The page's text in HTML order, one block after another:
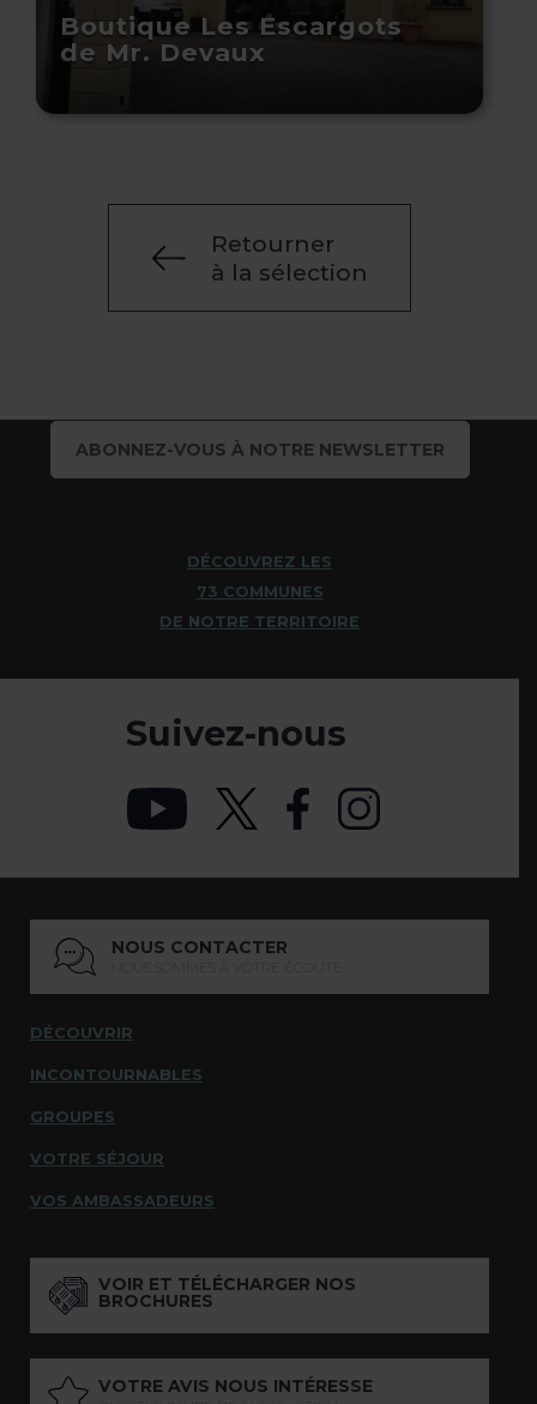
Boutique Les Escargots
de Mr. Devaux
Retourner
à la sélection
ABONNEZ-VOUS À NOTRE NEWSLETTER
DÉCOUVREZ LES
73 COMMUNES
DE NOTRE TERRITOIRE
Suivez-nous
NOUS CONTACTER
DÉCOUVRIR
INCONTOURNABLES
GROUPES
VOTRE SÉJOUR
VOS AMBASSADEURS
VOIR ET TÉLÉCHARGER NOS
BROCHURES
VOTRE AVIS NOUS INTÉRESSE